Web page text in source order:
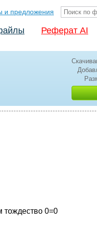
и предложения
Реферат AI
тождество 0=0